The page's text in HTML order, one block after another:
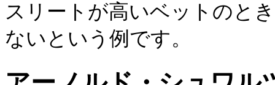
スリートが高いベットのと
ないという例です。